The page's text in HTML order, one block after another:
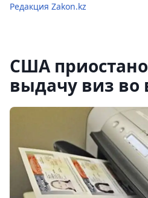
Редакция Zakon.kz
США
выдачу виз во